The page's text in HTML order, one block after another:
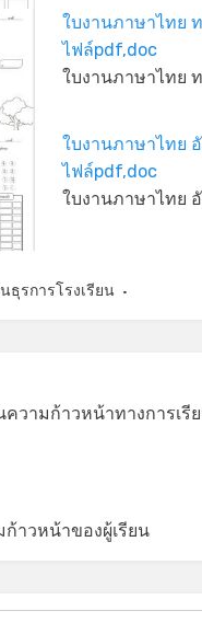
ใบงานภาษาไทย
ไฟล์pdf,doc
ใบงานภาษาไทย
ใบงานภาษาไทย
ไฟล์pdf,doc
ใบงานภาษาไทย
ธุรการโรงเรียน
ความก้าวหน้าทางการเรี
ก้าวหน้าของผู้เรียน
*